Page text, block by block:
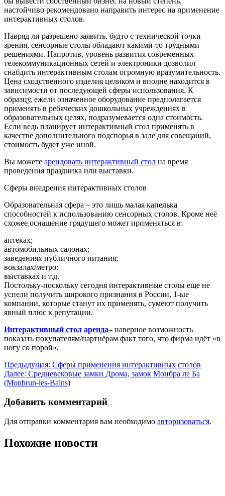
настойчиво рекомендовано направить интерес на применение
интерактивных столов.
Навряд ли разрешено заявить, будто с технической точки
зрения, сенсорные столы обладают какими-то трудными
решениями. Напротив, уровень развития современных
телекоммуникационных сетей и электроники дозволил
снабдить интерактивным столам огромную вразумительность.
Цена сходственного изделия целиком и вполне находится в
зависимости от последующей сферы использования. К
образцу, ежели означенное оборудование предполагается
применять в ребяческих дошкольных учреждениях в
образовательных целях, подразумевается одна стоимость.
Если ведь планирует интерактивный стол применять в
качестве дополнительного подспорья в зале для совещаний,
стоимость будет уже иной.
Вы можете арендовать интерактивный стол на время
проведения праздника или выставки.
Сферы внедрения интерактивных столов
Образовательная сфера – это лишь малая капелька
способностей к использованию сенсорных столов. Кроме неё
схожее оснащение грядущего может применяться в:
аптеках;
автомобильных салонах;
заведениях публичного питания;
вокзалах/метро;
выставках и т.д.
Постольку-поскольку сегодня интерактивные столы еще не
успели получить широкого признания в России, 1-ые
компании, которые станут их применять, сумеют получить
явный плюс к репутации.
Интерактивный стол аренда– наверное возможность
показать покупателям/партнёрам факт того, что фирма идёт «в
ногу со порой».
Навигация
по
Предыдущая: Сферы применения интерактивных столов
Далее: Средневековые замки Дрома, замок Монбра ле Ба
(Monbrun-les-Bains)
Добавить комментарий
Для отправки комментария вам необходимо авторизоваться.
Похожие новости